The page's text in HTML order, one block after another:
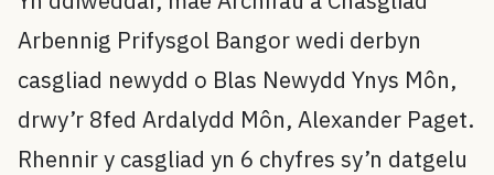
Arbennig Prifysgol Bangor wedi derbyn
casgliad newydd o Blas Newydd Ynys Môn,
drwy’r 8fed Ardalydd Môn, Alexander Paget.
Rhennir y casgliad yn 6 chyfres sy’n datgelu